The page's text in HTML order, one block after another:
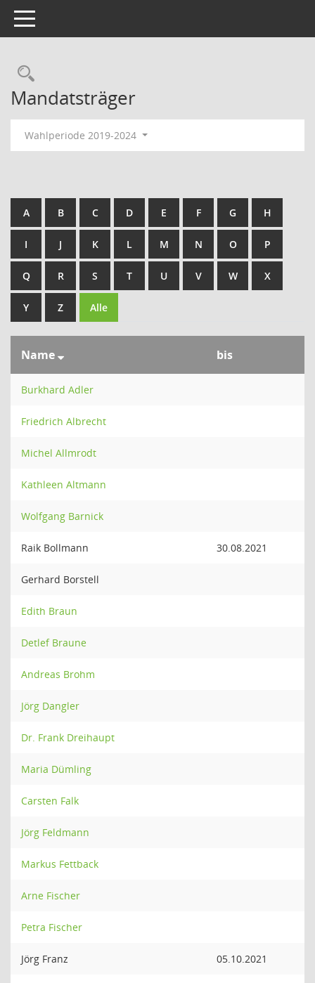
Toggle navigation
Rechercheauswahl
Mandatsträger
Wahlperiode 2019-2024
A B C D E F G H
I J K L M N O P
Q R S T U V W X
Y Z Alle
Name bis
Burkhard Adler
Friedrich Albrecht
Michel Allmrodt
Kathleen Altmann
Wolfgang Barnick
Raik Bollmann 30.08.2021
Gerhard Borstell
Edith Braun
Detlef Braune
Andreas Brohm
Jörg Dangler
Dr. Frank Dreihaupt
Maria Dümling
Carsten Falk
Jörg Feldmann
Markus Fettback
Arne Fischer
Petra Fischer
Jörg Franz 05.10.2021